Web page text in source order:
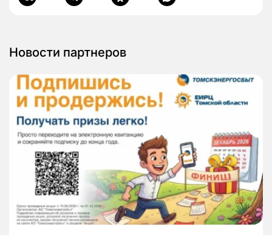
Новости партнеров